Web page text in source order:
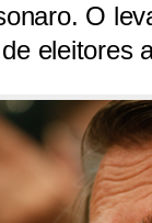
O
eleitores